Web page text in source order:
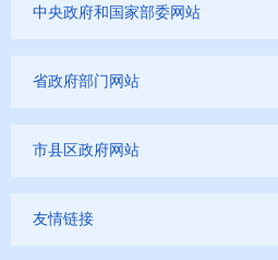
中央政府和国家部委网站
省政府部门网站
市县区政府网站
友情链接